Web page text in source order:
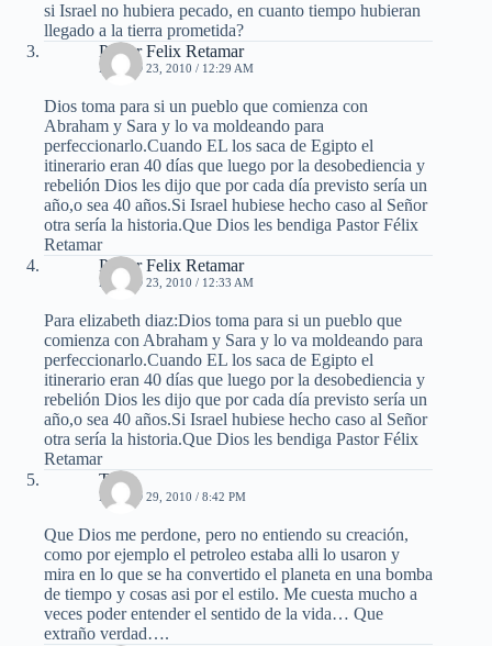
si Israel no hubiera pecado, en cuanto tiempo hubieran
llegado a la tierra prometida?
Pastor Felix Retamar
MARZO 23, 2010 / 12:29 AM
Dios toma para si un pueblo que comienza con
Abraham y Sara y lo va moldeando para
perfeccionarlo.Cuando EL los saca de Egipto el
itinerario eran 40 días que luego por la desobediencia y
rebelión Dios les dijo que por cada día previsto sería un
año,o sea 40 años.Si Israel hubiese hecho caso al Señor
otra sería la historia.Que Dios les bendiga Pastor Félix
Retamar
Pastor Felix Retamar
MARZO 23, 2010 / 12:33 AM
Para elizabeth diaz:Dios toma para si un pueblo que
comienza con Abraham y Sara y lo va moldeando para
perfeccionarlo.Cuando EL los saca de Egipto el
itinerario eran 40 días que luego por la desobediencia y
rebelión Dios les dijo que por cada día previsto sería un
año,o sea 40 años.Si Israel hubiese hecho caso al Señor
otra sería la historia.Que Dios les bendiga Pastor Félix
Retamar
Thais
MARZO 29, 2010 / 8:42 PM
Que Dios me perdone, pero no entiendo su creación,
como por ejemplo el petroleo estaba alli lo usaron y
mira en lo que se ha convertido el planeta en una bomba
de tiempo y cosas asi por el estilo. Me cuesta mucho a
veces poder entender el sentido de la vida… Que
extraño verdad….